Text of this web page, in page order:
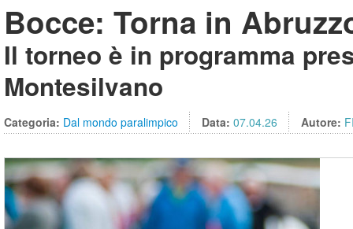
Bocce: Torna in
Il torneo è in programma
Montesilvano
Categoria: Dal mondo paralimpico Data: 07.04.26 Autore: